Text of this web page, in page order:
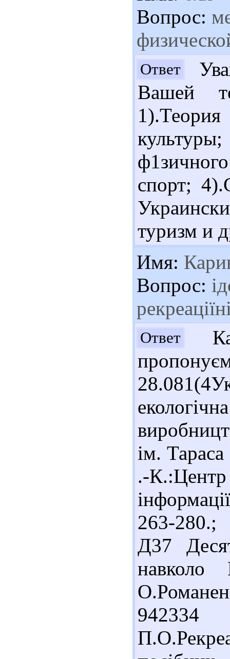
Вопрос:
Ответ
Вашей
спорт;
туризм и
Имя:
Вопрос:
Ответ
ім.
.-
263-280.;
Д37
навколо